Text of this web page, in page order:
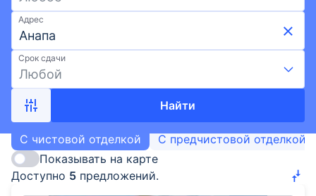
актуальные цены и фото ЖК. Доступно 5 ЖК по
ценам от 8,43 млн ₽. Найдите новостройку с
чистовой отделкой от застройщика в Анапе на
Выберу.ру.
Адрес
Срок сдачи
Любой
Найти
С чистовой отделкой
С предчистовой отделкой
Показывать на карте
Доступно 5 предложений.